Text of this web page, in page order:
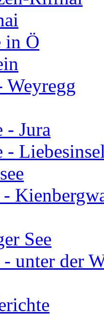
in Ö
Weyregg
- Jura
-
See
unter der